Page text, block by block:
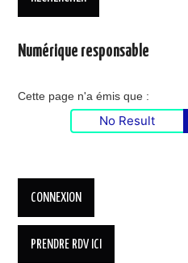
Numérique responsable
Cette page n'a émis que :
No Result